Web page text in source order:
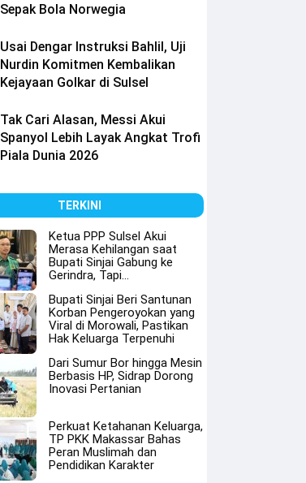
Sepak Bola Norwegia
Usai Dengar Instruksi Bahlil, Uji
Nurdin Komitmen Kembalikan
Kejayaan Golkar di Sulsel
Tak Cari Alasan, Messi Akui
Spanyol Lebih Layak Angkat Trofi
Piala Dunia 2026
TERKINI
Ketua PPP Sulsel Akui
Merasa Kehilangan saat
Bupati Sinjai Gabung ke
Gerindra, Tapi…
Bupati Sinjai Beri Santunan
Korban Pengeroyokan yang
Viral di Morowali, Pastikan
Hak Keluarga Terpenuhi
Dari Sumur Bor hingga Mesin
Berbasis HP, Sidrap Dorong
Inovasi Pertanian
Perkuat Ketahanan Keluarga,
TP PKK Makassar Bahas
Peran Muslimah dan
Pendidikan Karakter